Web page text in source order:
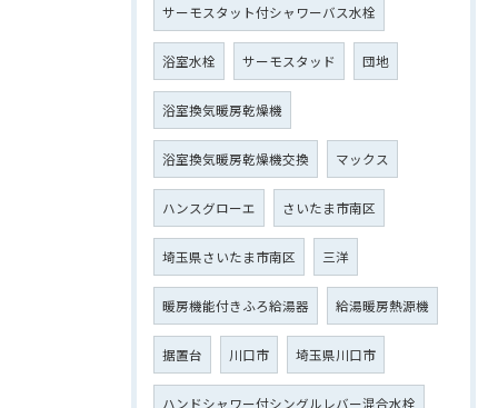
サーモスタット付シャワーバス水栓
浴室水栓 サーモスタッド 団地
浴室換気暖房乾燥機
浴室換気暖房乾燥機交換 マックス
ハンスグローエ さいたま市南区
埼玉県さいたま市南区 三洋
暖房機能付きふろ給湯器 給湯暖房熱源機
据置台 川口市 埼玉県川口市
ハンドシャワー付シングルレバー混合水栓